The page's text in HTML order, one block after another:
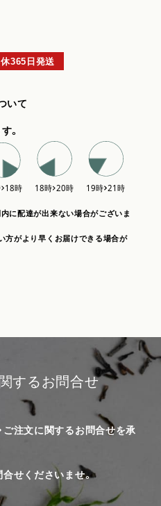
365日発送
いて
。
に配達が出来ない場合がございま
方がより早くお届けできる場合が
するお問合せ
ご注文に関するお問合せを承
合せくださいませ。